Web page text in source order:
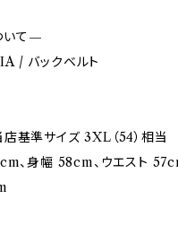
いて—
/ バックベルト
基準サイズ 3XL（54）相当
、身幅 58cm、ウエスト